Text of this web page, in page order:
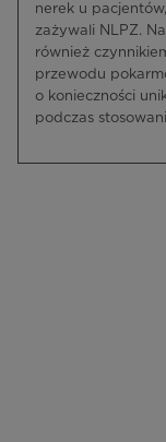
nerek u
zażywali NLPZ.
również
przewodu
o konieczności
podczas